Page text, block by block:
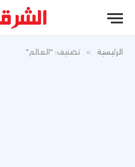
الرئيسية » تصنيف: "العالم"